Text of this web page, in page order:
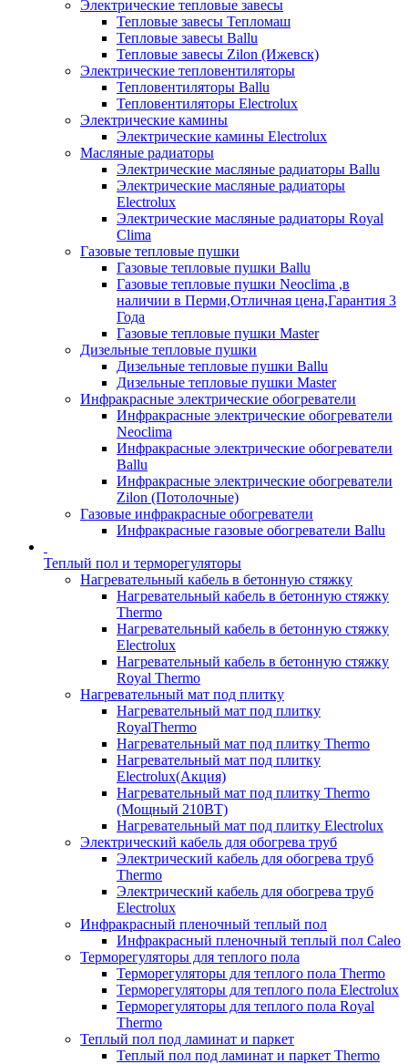
Электрические тепловые завесы
Тепловые завесы Тепломаш
Тепловые завесы Ballu
Тепловые завесы Zilon (Ижевск)
Электрические тепловентиляторы
Тепловентиляторы Ballu
Тепловентиляторы Electrolux
Электрические камины
Электрические камины Electrolux
Масляные радиаторы
Электрические масляные радиаторы Ballu
Электрические масляные радиаторы
Electrolux
Электрические масляные радиаторы Royal
Clima
Газовые тепловые пушки
Газовые тепловые пушки Ballu
Газовые тепловые пушки Neoclima ,в
наличии в Перми,Отличная цена,Гарантия 3
Года
Газовые тепловые пушки Master
Дизельные тепловые пушки
Дизельные тепловые пушки Ballu
Дизельные тепловые пушки Master
Инфракрасные электрические обогреватели
Инфракрасные электрические обогреватели
Neoclima
Инфракрасные электрические обогреватели
Ballu
Инфракрасные электрические обогреватели
Zilon (Потолочные)
Газовые инфракрасные обогреватели
Инфракрасные газовые обогреватели Ballu
Теплый пол и терморегуляторы
Нагревательный кабель в бетонную стяжку
Нагревательный кабель в бетонную стяжку
Thermo
Нагревательный кабель в бетонную стяжку
Electrolux
Нагревательный кабель в бетонную стяжку
Royal Thermo
Нагревательный мат под плитку
Нагревательный мат под плитку
RoyalThermo
Нагревательный мат под плитку Thermo
Нагревательный мат под плитку
Electrolux(Акция)
Нагревательный мат под плитку Thermo
(Мощный 210ВТ)
Нагревательный мат под плитку Electrolux
Электрический кабель для обогрева труб
Электрический кабель для обогрева труб
Thermo
Электрический кабель для обогрева труб
Electrolux
Инфракрасный пленочный теплый пол
Инфракрасный пленочный теплый пол Caleo
Терморегуляторы для теплого пола
Терморегуляторы для теплого пола Thermo
Терморегуляторы для теплого пола Electrolux
Терморегуляторы для теплого пола Royal
Thermo
Теплый пол под ламинат и паркет
Теплый пол под ламинат и паркет Thermo